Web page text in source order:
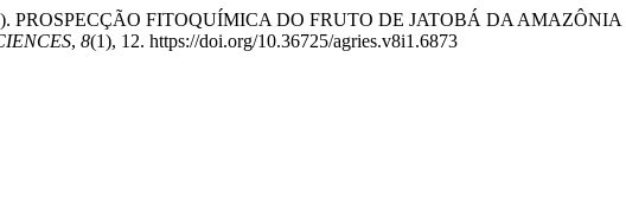
PROSPECÇÃO FITOQUÍMICA DO FRUTO DE JATOBÁ DA
, 8(1), 12. https://doi.org/10.36725/agries.v8i1.6873